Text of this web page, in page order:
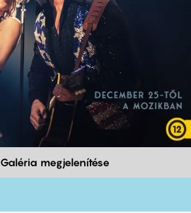
Galéria megjelenítése